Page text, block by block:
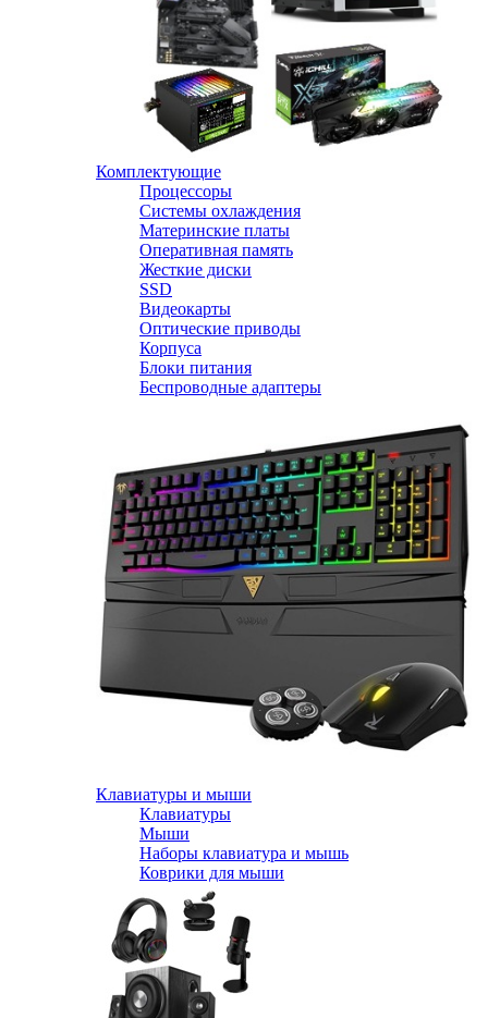
Комплектующие
Процессоры
Системы охлаждения
Материнские платы
Оперативная память
Жесткие диски
SSD
Видеокарты
Оптические приводы
Корпуса
Блоки питания
Беспроводные адаптеры
Клавиатуры и мыши
Клавиатуры
Мыши
Наборы клавиатура и мышь
Коврики для мыши